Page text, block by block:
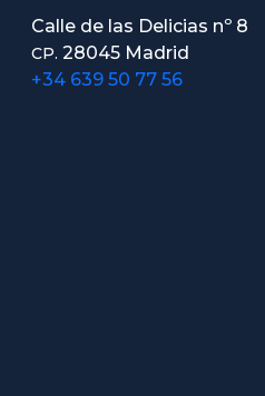
Calle de las Delicias nº 8
CP. 28045 Madrid
+34 639 50 77 56